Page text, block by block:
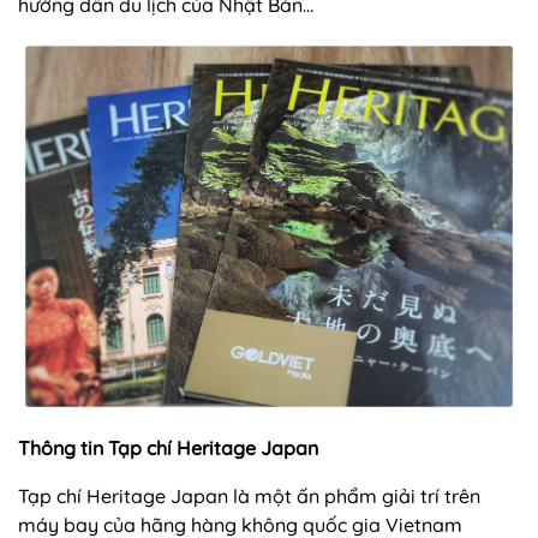
Thông tin Tạp chí Heritage Japan
Tạp chí Heritage Japan là một ấn phẩm giải trí trên
máy bay của hãng hàng không quốc gia Vietnam